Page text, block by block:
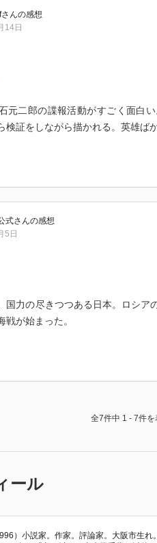
さんの感想
14日
元二郎の諜報活動がすごく面白
検証をしながら描かれる。英雄ば
式さんの感想
5日
国力の尽きつつある日本。ロシア
戦が始まった。
全7件中 1 - 7件を
ール
）小説家。作家。評論家。大阪市生